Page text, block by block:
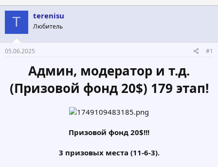
т
е
м
ы
т
а
а
ч
л
а
T terenisu
Любитель
05.06.2025 #1
Админ, модератор и т.д.
(Призовой фонд 20$) 179 этап!
Призовой фонд 20$!!!
3 призовых места (11-6-3).